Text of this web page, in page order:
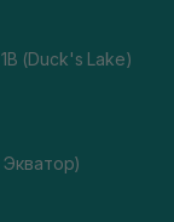
(Duck's Lake)
Экватор)